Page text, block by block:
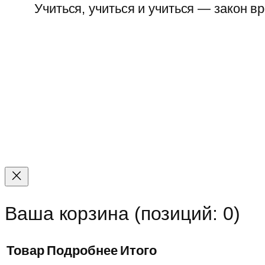
Учиться, учиться и учиться — закон
Прокрутка
Ваша корзина (позиций: 0)
Товар Подробнее Итого